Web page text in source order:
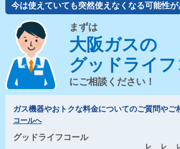
今は使えていても突然使えなくなる可能性が
まずは
大阪ガスの
グッドライ
にご相談ください！
ガス機器やおトクな料金についてのご質問やご
コールへ
グッドライフコール